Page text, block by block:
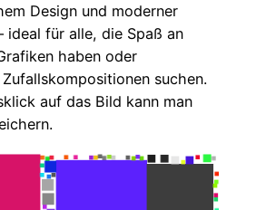
Design und moderner
ideal für alle, die Spaß an
haben oder
suchen.
auf das Bild kann man